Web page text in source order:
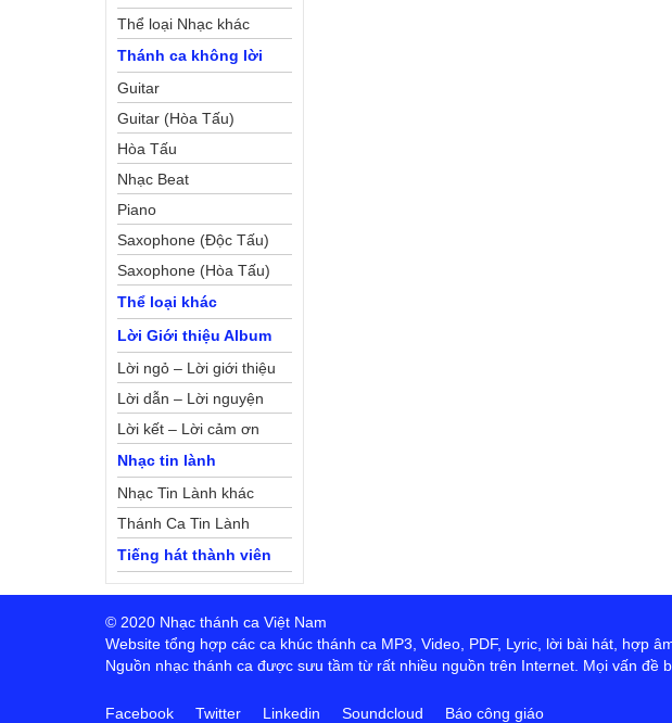
Thể loại Nhạc khác
Thánh ca không lời
Guitar
Guitar (Hòa Tấu)
Hòa Tấu
Nhạc Beat
Piano
Saxophone (Độc Tấu)
Saxophone (Hòa Tấu)
Thể loại khác
Lời Giới thiệu Album
Lời ngỏ – Lời giới thiệu
Lời dẫn – Lời nguyện
Lời kết – Lời cảm ơn
Nhạc tin lành
Nhạc Tin Lành khác
Thánh Ca Tin Lành
Tiếng hát thành viên
© 2020 Nhạc thánh ca Việt Nam
Website tổng hợp các ca khúc thánh ca MP3, Video, PDF, Lyric, lời bài hát, hợp
Nguồn nhạc thánh ca được sưu tầm từ rất nhiều nguồn trên Internet. Mọi vấn đề
Facebook Twitter Linkedin Soundcloud Báo công giáo